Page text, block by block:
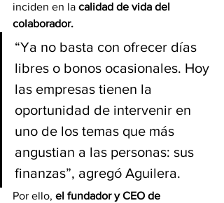
inciden en la calidad de vida del
colaborador.
“Ya no basta con ofrecer días
libres o bonos ocasionales. Hoy
las empresas tienen la
oportunidad de intervenir en
uno de los temas que más
angustian a las personas: sus
finanzas”, agregó Aguilera.
Por ello, el fundador y CEO de